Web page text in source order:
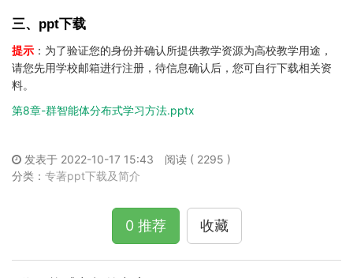
三、ppt下载
提示 ：为了验证您的身份并确认所提供教学资源为高校教学用途，
请您先用学校邮箱进行注册，待信息确认后，您可自行下载相关资
料。
第8章-群智能体分布式学习方法.pptx
发表于 2022-10-17 15:43
阅读 ( 2295 )
分类： 专著ppt下载及简介
0 推荐 收藏